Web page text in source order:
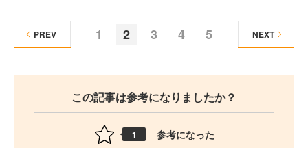
1 2 3 4 5
PREV NEXT
この記事は参考になりましたか？
1 参考になった